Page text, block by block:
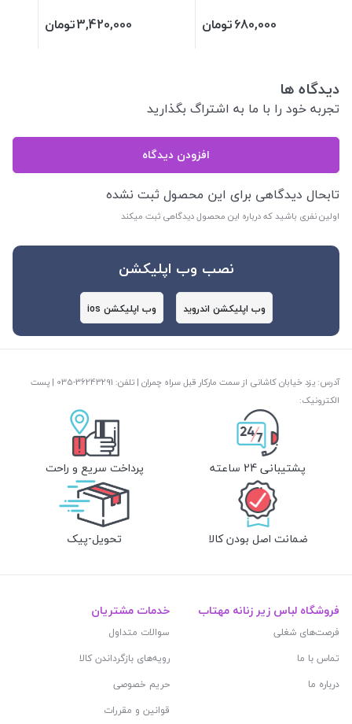
680,000تومان 3,420,000تومان
دیدگاه ها
تجربه خود را با ما به اشتراگ بگذارید
افزودن دیدگاه
تابحال دیدگاهی برای این محصول ثبت نشده
اولین نفری باشید که درباره این محصول دیدگاهی ثبت میکند
نصب وب اپلیکشن
وب اپلیکشن اندروید وب اپلیکشن ios
آدرس: یزد خیابان کاشانی از سمت مارکار قبل سراه چمران | تلفن: ‎035-36243291 | پست
الکترونیک:
پشتیبانی 24 ساعته پرداخت سریع و راحت
ضمانت اصل بودن کالا تحویل-پیک
فروشگاه لباس زیر زنانه مهتاب
فرصت‌های شغلی
تماس با ما
درباره ما
خدمات مشتریان
سوالات متداول
رویه‌های بازگرداندن کالا
حریم خصوصی
قوانین و مقررات